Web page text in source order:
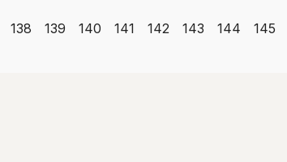
138 139 140 141 142 143 144 145